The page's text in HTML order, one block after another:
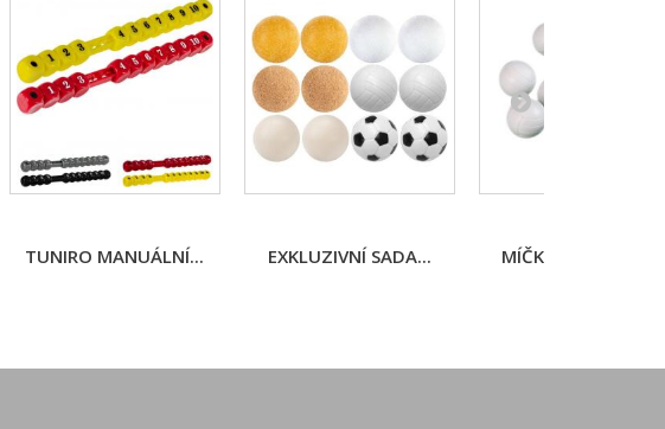
TUNIRO MANUÁLNÍ... EXKLUZIVNÍ SADA... MÍČKY NA STOLNÍ...